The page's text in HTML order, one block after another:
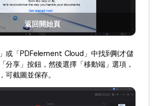
返回開始頁
或「PDFelement Cloud」中找到剛才儲
分享」按鈕，然後選擇「移動端」選項，
可截圖並保存。